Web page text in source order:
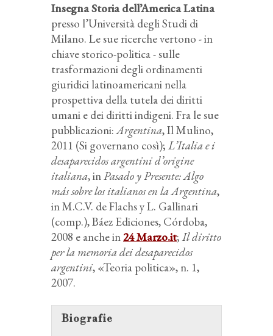
Insegna Storia dell’America Latina
presso l’Università degli Studi di
Milano. Le sue ricerche vertono - in
chiave storico-politica - sulle
trasformazioni degli ordinamenti
giuridici latinoamericani nella
prospettiva della tutela dei diritti
umani e dei diritti indigeni. Fra le sue
pubblicazioni:Argentina, Il Mulino,
2011 (Si governano così); L’Italia e i
desaparecidos argentini d’origine
italiana, inPasado y Presente: Algo
más sobre los italianos en la Argentina,
in M.C.V. de Flachs y L. Gallinari
(comp.), Báez Ediciones, Córdoba,
2008 e anche in24 Marzo.it; Il diritto
per la memoria dei desaparecidos
argentini, «Teoria politica», n. 1,
2007.
Biografie